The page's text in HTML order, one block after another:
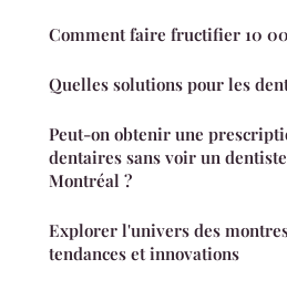
Comment faire fructifier 10
Quelles solutions pour les
Peut-on obtenir une
dentaires sans voir un
Montréal ?
Explorer l'univers des
tendances et innovations